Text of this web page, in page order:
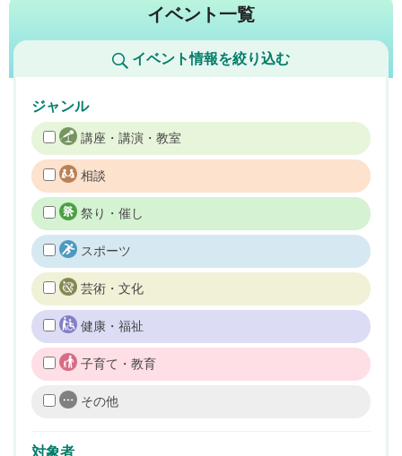
イベント一覧
イベント情報を絞り込む
ジャンル
講座・講演・教室
相談
祭り・催し
スポーツ
芸術・文化
健康・福祉
子育て・教育
その他
対象者